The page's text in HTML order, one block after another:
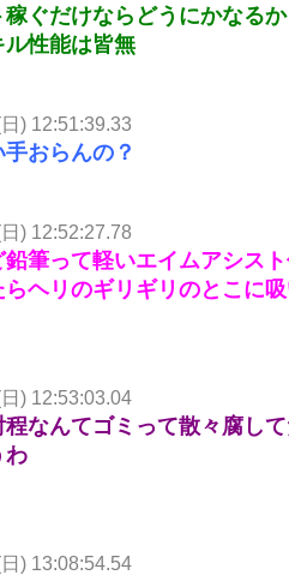
ぐだけならどうにかなる
ル性能は皆無
) 12:51:39.33
おらんの？
) 12:52:27.78
筆って軽いエイムアシス
ヘリのギリギリのとこに
) 12:53:03.04
程なんてゴミって散々腐し
わ
) 13:08:54.54